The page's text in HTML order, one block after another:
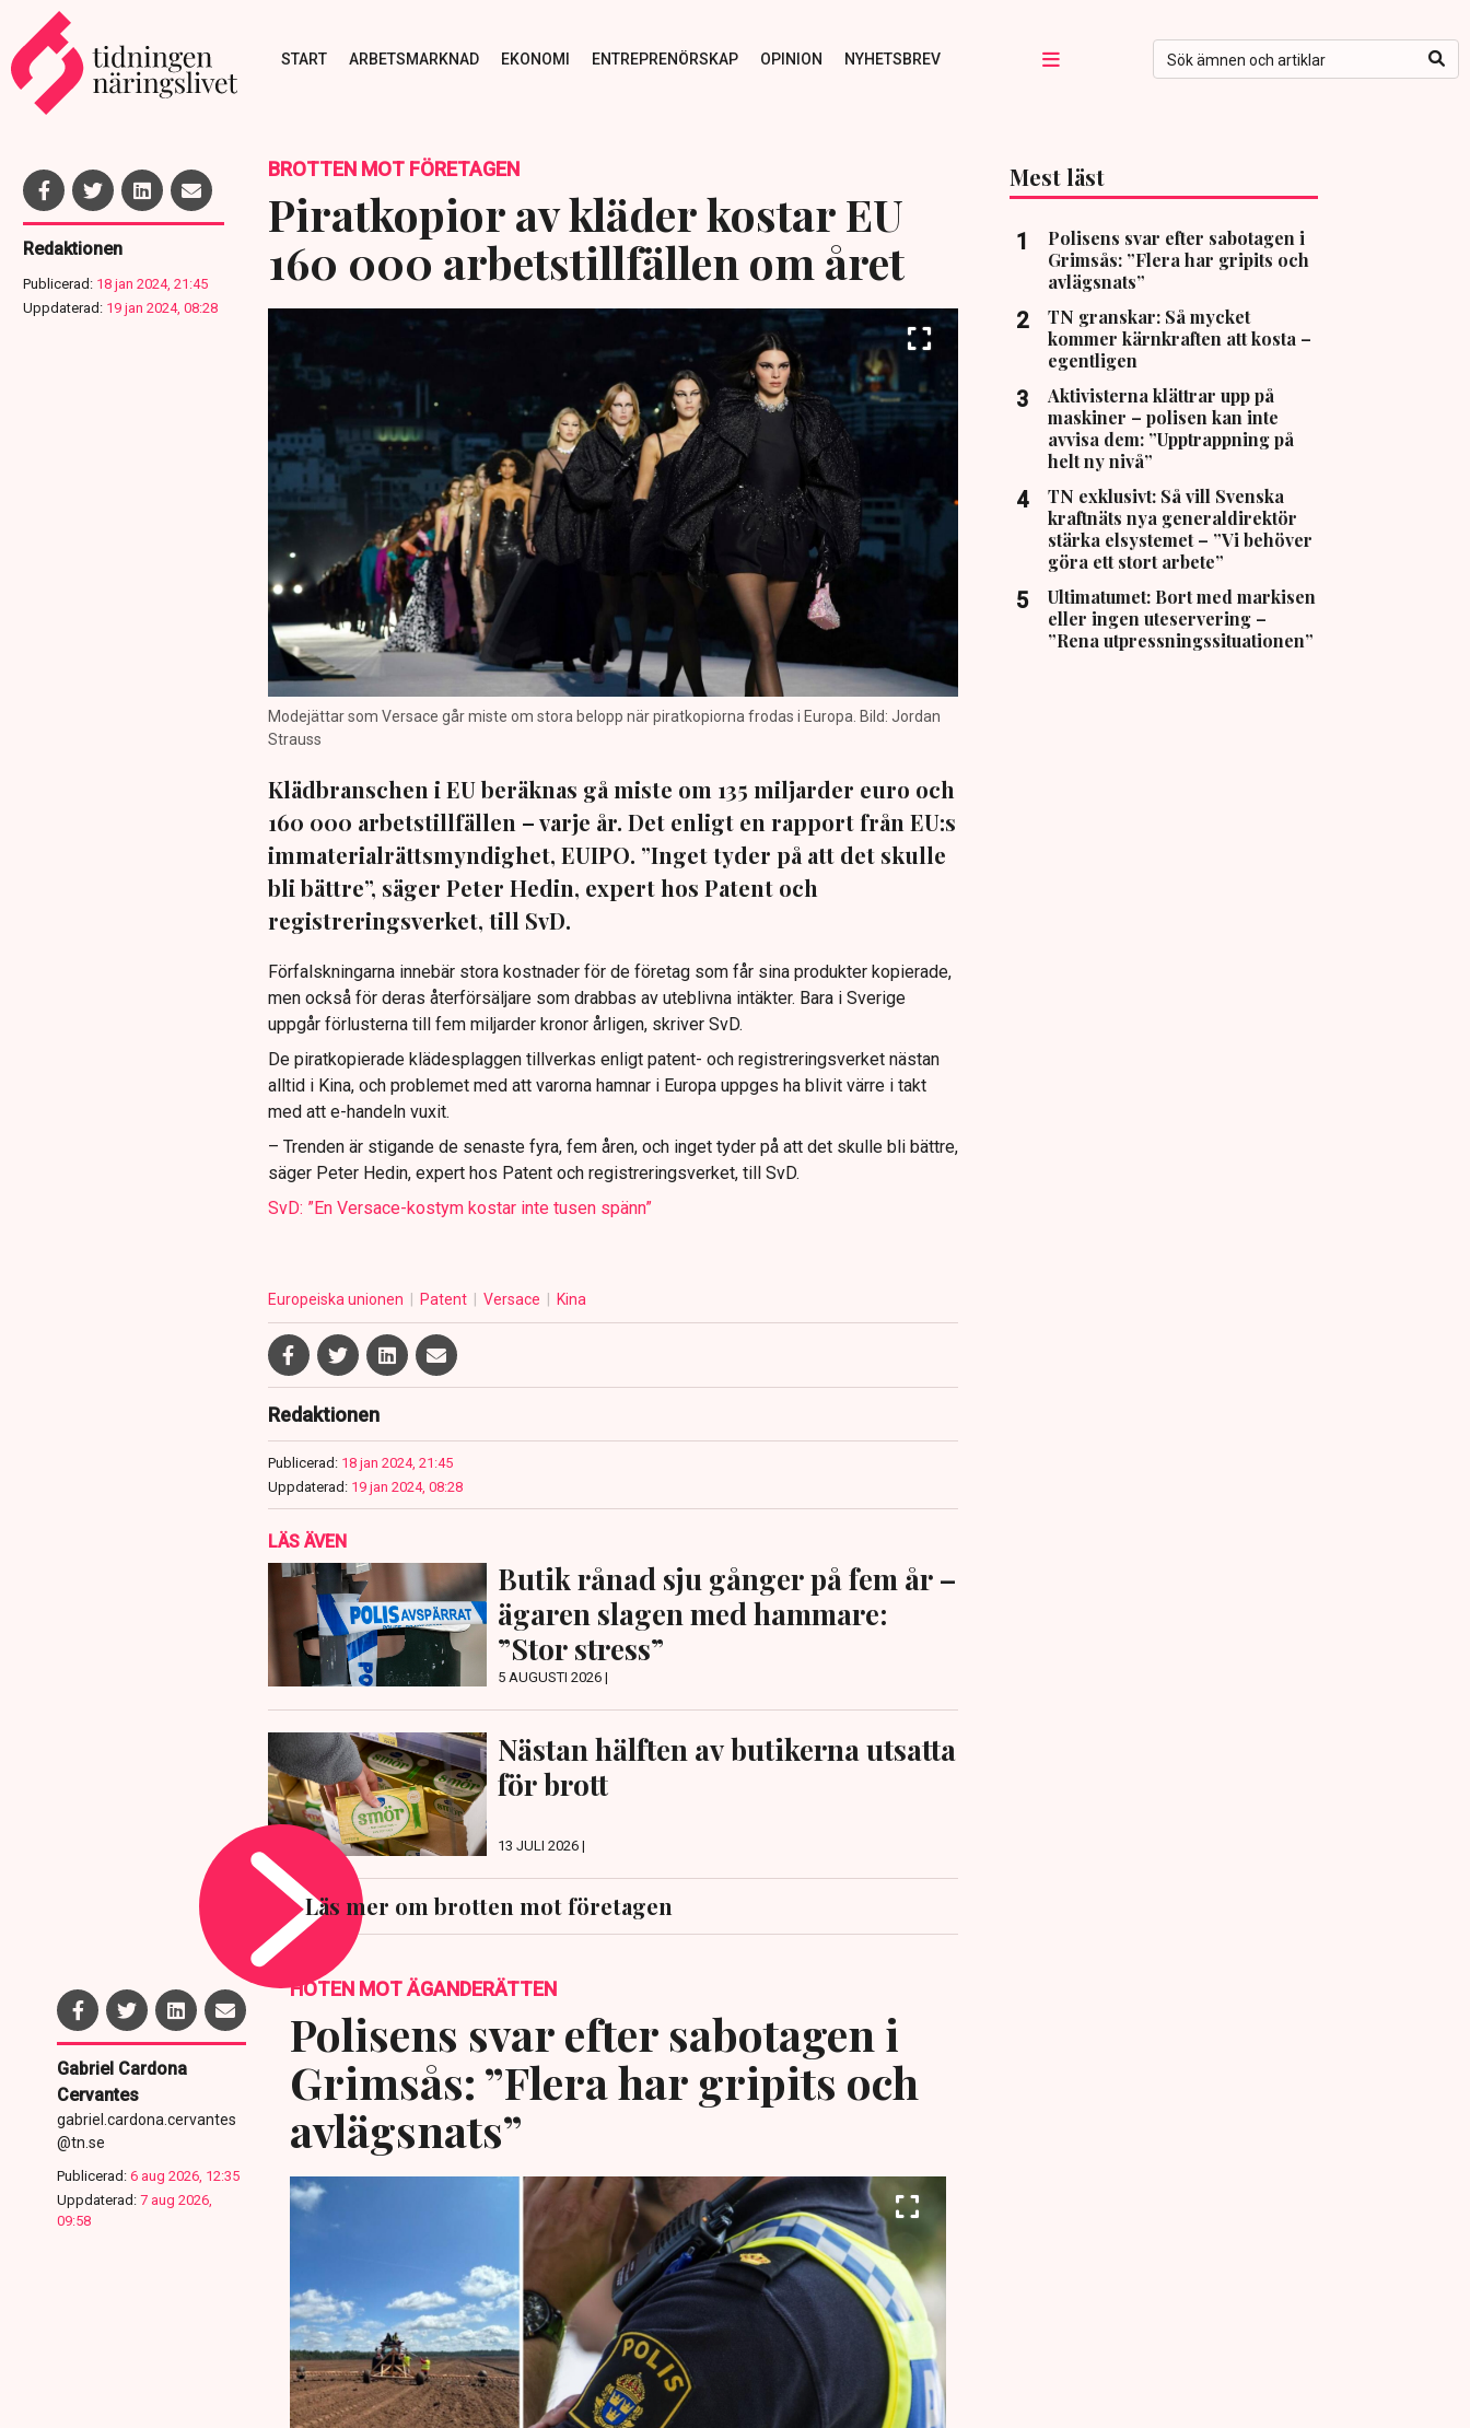
START ARBETSMARKNAD EKONOMI ENTREPRENÖRSKAP OPINION NYHETSBREV
Redaktionen
Publicerad: 18 jan 2024, 21:45
Uppdaterad: 19 jan 2024, 08:28
BROTTEN MOT FÖRETAGEN
Piratkopior av kläder kostar EU
160 000 arbetstillfällen om året
Modejättar som Versace går miste om stora belopp när piratkopiorna frodas i Europa. Bild: Jordan
Strauss
Klädbranschen i EU beräknas gå miste om 135 miljarder euro och
160 000 arbetstillfällen – varje år. Det enligt en rapport från EU:s
immaterialrättsmyndighet, EUIPO. ”Inget tyder på att det skulle
bli bättre”, säger Peter Hedin, expert hos Patent och
registreringsverket, till SvD.
Förfalskningarna innebär stora kostnader för de företag som får sina produkter kopierade,
men också för deras återförsäljare som drabbas av uteblivna intäkter. Bara i Sverige
uppgår förlusterna till fem miljarder kronor årligen, skriver SvD.
De piratkopierade klädesplaggen tillverkas enligt patent- och registreringsverket nästan
alltid i Kina, och problemet med att varorna hamnar i Europa uppges ha blivit värre i takt
med att e-handeln vuxit.
– Trenden är stigande de senaste fyra, fem åren, och inget tyder på att det skulle bli bättre,
säger Peter Hedin, expert hos Patent och registreringsverket, till SvD.
SvD: ”En Versace-kostym kostar inte tusen spänn”
Europeiska unionen Patent Versace Kina
Redaktionen
Publicerad: 18 jan 2024, 21:45
Uppdaterad: 19 jan 2024, 08:28
LÄS ÄVEN
Butik rånad sju gånger på fem år –
ägaren slagen med hammare:
”Stor stress”
5 AUGUSTI 2026 |
Nästan hälften av butikerna utsatta
för brott
13 JULI 2026 |
Läs mer om brotten mot företagen
Mest läst
Polisens svar efter sabotagen i
Grimsås: ”Flera har gripits och
avlägsnats”
TN granskar: Så mycket
kommer kärnkraften att kosta –
egentligen
Aktivisterna klättrar upp på
maskiner – polisen kan inte
avvisa dem: ”Upptrappning på
helt ny nivå”
TN exklusivt: Så vill Svenska
kraftnäts nya generaldirektör
stärka elsystemet – ”Vi behöver
göra ett stort arbete”
Ultimatumet: Bort med markisen
eller ingen uteservering –
”Rena utpressningssituationen”
Gabriel Cardona
Cervantes
gabriel.cardona.cervantes
@tn.se
Publicerad: 6 aug 2026, 12:35
Uppdaterad: 7 aug 2026,
09:58
HOTEN MOT ÄGANDERÄTTEN
Polisens svar efter sabotagen i
Grimsås: ”Flera har gripits och
avlägsnats”